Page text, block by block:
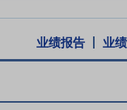
业绩报告 业